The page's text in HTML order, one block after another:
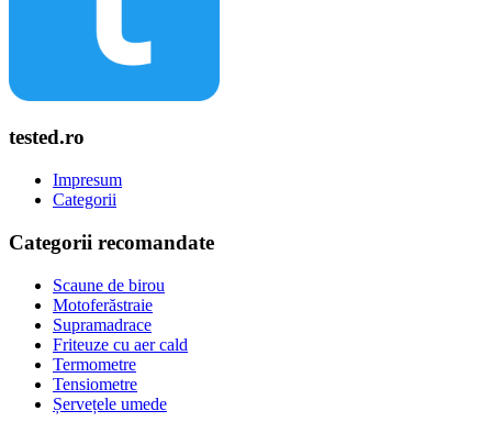
tested.ro
Impresum
Categorii
Categorii recomandate
Scaune de birou
Motoferăstraie
Supramadrace
Friteuze cu aer cald
Termometre
Tensiometre
Șervețele umede